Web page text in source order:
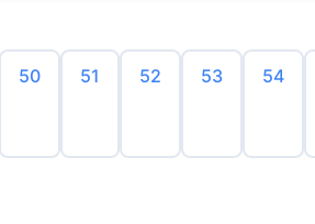
50 51 52 53 54